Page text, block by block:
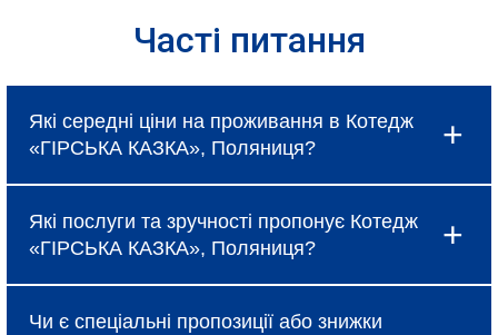
Часті питання
Які середні ціни на проживання в Котедж
«ГІРСЬКА КАЗКА», Поляниця?
коливаються і залежать від вибраного типу
номеру, сезону та наявності спеціальних
пропозицій, про які можна дізнатися під час
бронювання.
Які послуги та зручності пропонує Котедж
«ГІРСЬКА КАЗКА», Поляниця?
безкоштовний Wi-Fi, щоденне прибирання та
Чи є спеціальні пропозиції або знижки